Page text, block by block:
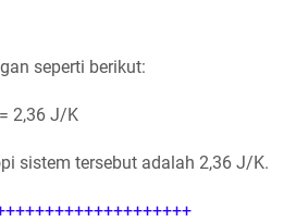
seperti berikut:
= 2,36 J/K
sistem tersebut adalah 2,36 J/K.